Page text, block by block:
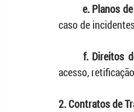
e. Planos
caso de
f.
acesso,
2. Contratos de